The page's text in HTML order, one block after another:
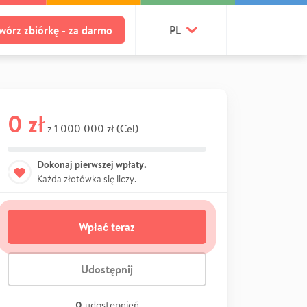
zbiórkę - za darmo PL
0 zł z 1 000 000 zł (Cel)
Dokonaj pierwszej wpłaty.
Każda złotówka się liczy.
Wpłać teraz
Udostępnij